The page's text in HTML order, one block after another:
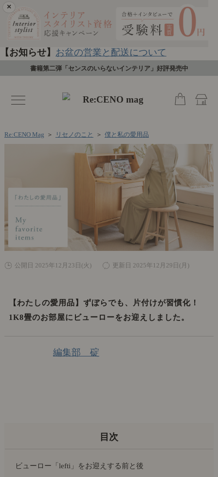
×
【お知らせ】 お盆の営業と配送について
書籍第二弾「センスのいらないインテリア」好評発売中
toggle
navigation
Re:CENO Mag ＞ リセノのこと ＞ 僕と私の愛用品
公開日 2025年12月23日(火) 更新日 2025年12月29日(月)
【わたしの愛用品】ずぼらでも、片付けが習慣化！
1K8畳のお部屋にビューローをお迎えしました。
編集部 碇
ビューロー「lefti」をお迎えする前と後